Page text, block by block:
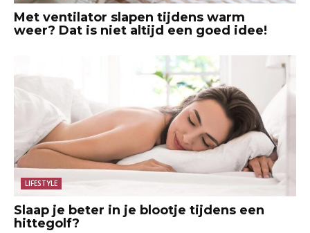
Met ventilator slapen tijdens warm
weer? Dat is niet altijd een goed idee!
LIFESTYLE
Slaap je beter in je blootje tijdens een
hittegolf?